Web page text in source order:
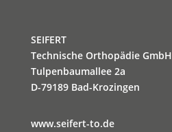
SEIFERT
Technische Orthopädie GmbH
Tulpenbaumallee 2a
D-79189 Bad-Krozingen
www.seifert-to.de